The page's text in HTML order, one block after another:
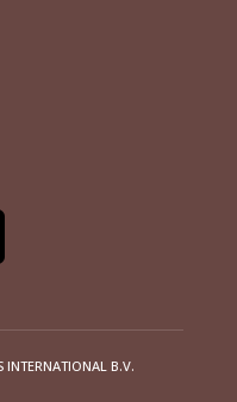
INTERNATIONAL B.V.